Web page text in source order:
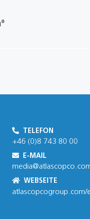
®
TELEFON
+46 (0)8 743 80 00
E-MAIL
WEBSEITE
atlascopcogroup.com/